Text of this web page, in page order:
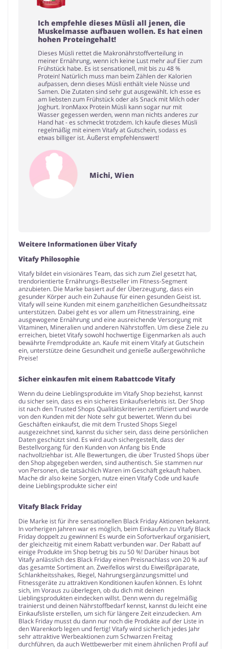
Ich empfehle dieses Müsli all jenen, die
Muskelmasse aufbauen wollen. Es hat einen
hohen Proteingehalt!
Dieses Müsli rettet die Makronährstoffverteilung in
meiner Ernährung, wenn ich keine Lust mehr auf Eier zum
Frühstück habe. Es ist sensationell, mit bis zu 48 %
Protein! Natürlich muss man beim Zählen der Kalorien
aufpassen, denn dieses Müsli enthält viele Nüsse und
Samen. Die Zutaten sind sehr gut ausgewählt. Ich esse es
am liebsten zum Frühstück oder als Snack mit Milch oder
Joghurt. IronMaxx Protein Müsli kann sogar nur mit
Wasser gegessen werden, wenn man nichts anderes zur
Hand hat - es schmeckt trotzdem. Ich kaufe dieses Müsli
regelmäßig mit einem Vitafy at Gutschein, sodass es
etwas billiger ist. Äußerst empfehlenswert!
Michi, Wien
Weitere Informationen über Vitafy
Vitafy Philosophie
Vitafy bildet ein visionäres Team, das sich zum Ziel gesetzt hat,
trendorientierte Ernährungs-Bestseller im Fitness-Segment
anzubieten. Die Marke basiert auf der Überzeugung, dass ein
gesunder Körper auch ein Zuhause für einen gesunden Geist ist.
Vitafy will seine Kunden mit einem ganzheitlichen Gesundheitssatz
unterstützen. Dabei geht es vor allem um Fitnesstraining, eine
ausgewogene Ernährung und eine ausreichende Versorgung mit
Vitaminen, Mineralien und anderen Nährstoffen. Um diese Ziele zu
erreichen, bietet Vitafy sowohl hochwertige Eigenmarken als auch
bewährte Fremdprodukte an. Kaufe mit einem Vitafy at Gutschein
ein, unterstütze deine Gesundheit und genieße außergewöhnliche
Preise!
Sicher einkaufen mit einem Rabattcode Vitafy
Wenn du deine Lieblingsprodukte im Vitafy Shop beziehst, kannst
du sicher sein, dass es ein sicheres Einkaufserlebnis ist. Der Shop
ist nach den Trusted Shops Qualitätskriterien zertifiziert und wurde
von den Kunden mit der Note sehr gut bewertet. Wenn du bei
Geschäften einkaufst, die mit dem Trusted Shops Siegel
ausgezeichnet sind, kannst du sicher sein, dass deine persönlichen
Daten geschützt sind. Es wird auch sichergestellt, dass der
Bestellvorgang für den Kunden von Anfang bis Ende
nachvollziehbar ist. Alle Bewertungen, die über Trusted Shops über
den Shop abgegeben werden, sind authentisch. Sie stammen nur
von Personen, die tatsächlich Waren im Geschäft gekauft haben.
Mache dir also keine Sorgen, nutze einen Vitafy Code und kaufe
deine Lieblingsprodukte sicher ein!
Vitafy Black Friday
Die Marke ist für ihre sensationellen Black Friday Aktionen bekannt.
In vorherigen Jahren war es möglich, beim Einkaufen zu Vitafy Black
Friday doppelt zu gewinnen! Es wurde ein Sofortverkauf organisiert,
der gleichzeitig mit einem Rabatt verbunden war. Der Rabatt auf
einige Produkte im Shop betrug bis zu 50 %! Darüber hinaus bot
Vitafy anlässlich des Black Friday einen Preisnachlass von 20 % auf
das gesamte Sortiment an. Zweifellos wirst du Eiweißpräparate,
Schlankheitsshakes, Riegel, Nahrungsergänzungsmittel und
Fitnessgeräte zu attraktiven Konditionen kaufen können. Es lohnt
sich, im Voraus zu überlegen, ob du dich mit deinen
Lieblingsprodukten eindecken willst. Denn wenn du regelmäßig
trainierst und deinen Nährstoffbedarf kennst, kannst du leicht eine
Einkaufsliste erstellen, um sich für längere Zeit einzudecken. Am
Black Friday musst du dann nur noch die Produkte auf der Liste in
den Warenkorb legen und fertig! Vitafy wird sicherlich jedes Jahr
sehr attraktive Werbeaktionen zum Schwarzen Freitag
durchführen, da auch Wettbewerber mit einem ähnlichen Profil auf